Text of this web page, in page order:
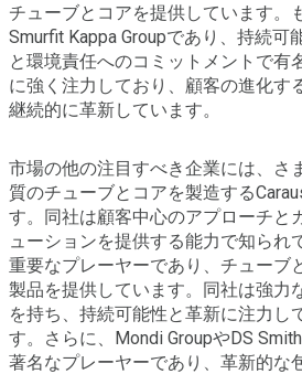
チューブとコアを提供しています。
Smurfit Kappa Groupであり、持続可
と環境責任へのコミットメントで有
に強く注力しており、顧客の進化す
継続的に革新しています。
市場の他の注目すべき企業には、さ
質のチューブとコアを製造する
す。同社は顧客中心のアプローチと
ューションを提供する能力で知られ
重要なプレーヤーであり、チューブ
製品を提供しています。同社は強力
を持ち、持続可能性と革新に注力し
す。さらに、Mondi GroupやDS
著名なプレーヤーであり、革新的な